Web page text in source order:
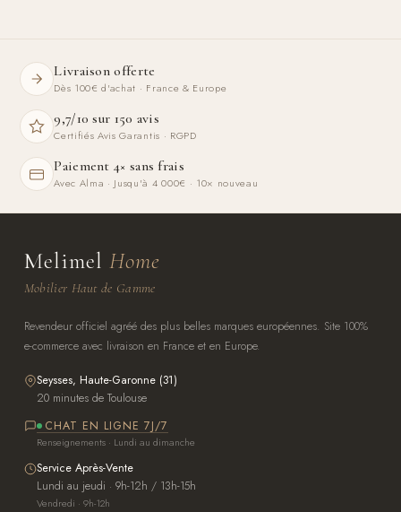
Livraison offerte
Dès 100€ d'achat · France & Europe
9,7/10 sur 150 avis
Certifiés Avis Garantis · RGPD
Paiement 4× sans frais
Avec Alma · Jusqu'à 4 000€ · 10× nouveau
Melimel Home
Mobilier Haut de Gamme
Revendeur officiel agréé des plus belles marques européennes. Site 100%
e-commerce avec livraison en France et en Europe.
Seysses, Haute-Garonne (31)
20 minutes de Toulouse
CHAT EN LIGNE 7J/7
Renseignements · Lundi au dimanche
Service Après-Vente
Lundi au jeudi · 9h-12h / 13h-15h
Vendredi · 9h-12h